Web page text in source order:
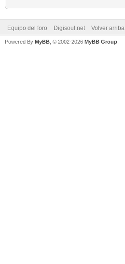
Equipo del foro Digisoul.net Volver arriba
Powered By MyBB , © 2002-2026 MyBB Group